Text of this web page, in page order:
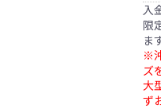
入
限
ま
※
ズ
大
ず